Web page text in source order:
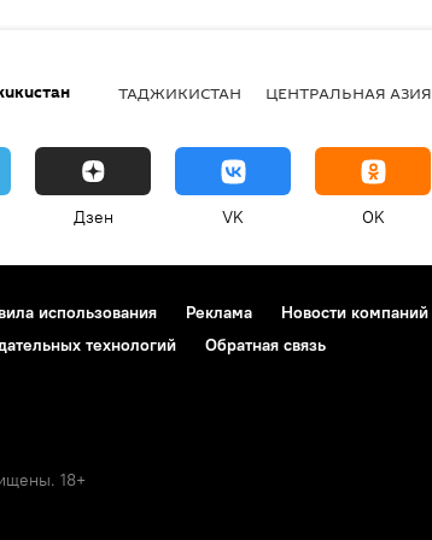
ТАДЖИКИСТАН ЦЕНТРАЛЬНАЯ АЗИЯ
Дзен VK OK
использования Реклама Новости компаний
технологий
Обратная связь
18+